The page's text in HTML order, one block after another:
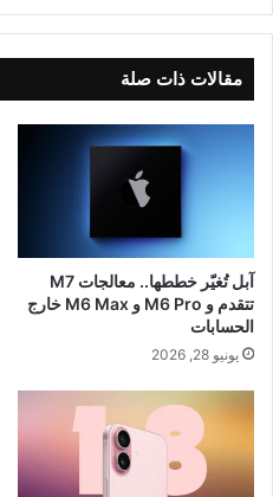
مقالات ذات صلة
آبل تُغيّر خططها.. معالجات M7
تتقدم و M6 Pro و M6 Max خارج
الحسابات
يونيو 28, 2026